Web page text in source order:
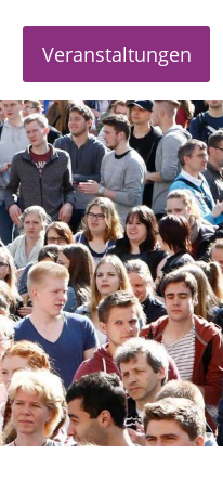
Veranstaltungen